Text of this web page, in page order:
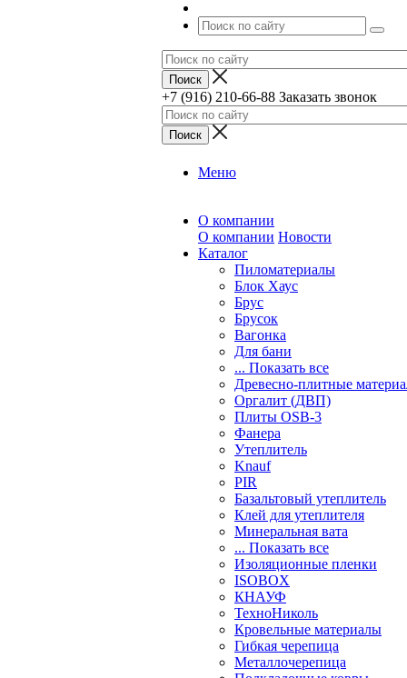
+7 (916) 210-66-88 Заказать звонок
Меню
О компании
О компании Новости
Каталог
Пиломатериалы
Блок Хаус
Брус
Брусок
Вагонка
Для бани
... Показать все
Древесно-плитные
Оргалит (ДВП)
Плиты OSB-3
Фанера
Утеплитель
Knauf
PIR
Базальтовый утеплитель
Клей для утеплителя
Минеральная вата
... Показать все
Изоляционные пленки
ISOBOX
КНАУФ
ТехноНиколь
Кровельные материалы
Гибкая черепица
Металлочерепица